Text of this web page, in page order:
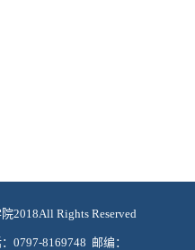
2018All Rights Reserved
0797-8169748 邮编：